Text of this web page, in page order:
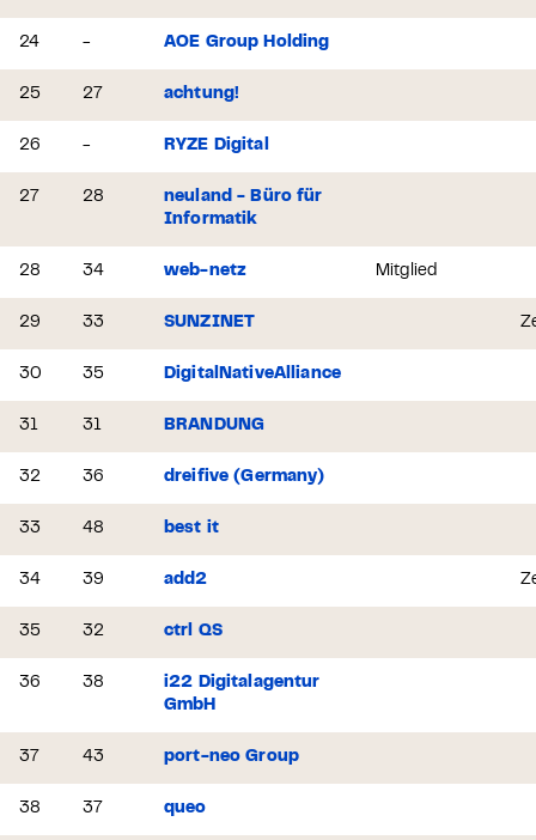
24 - AOE Group Holding
25 27 achtung!
26 - RYZE Digital
27 28
neuland - Büro für
Informatik
28 34 web-netz Mitglied
29 33 SUNZINET
30 35 DigitalNativeAlliance
31 31 BRANDUNG
32 36 dreifive (Germany)
33 48 best it
34 39 add2
35 32 ctrl QS
36 38
i22 Digitalagentur
GmbH
37 43 port-neo Group
38 37 queo